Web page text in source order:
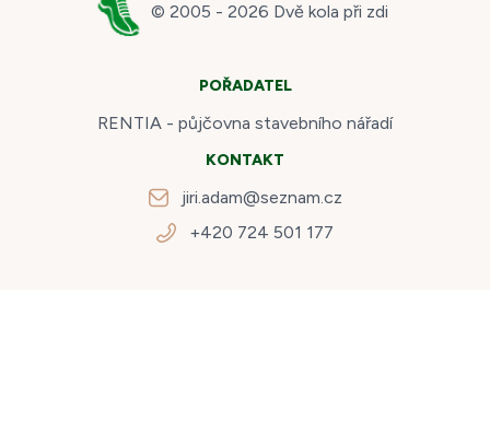
© 2005 - 2026 Dvě kola při zdi
POŘADATEL
RENTIA - půjčovna stavebního nářadí
KONTAKT
jiri.adam@seznam.cz
+420 724 501 177